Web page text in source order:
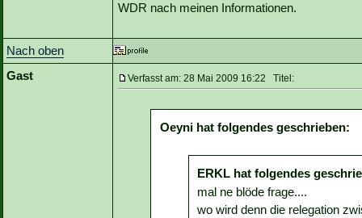
WDR nach meinen Informationen.
Nach oben
Gast
Verfasst am: 28 Mai 2009 16:22 Titel:
Oeyni hat folgendes geschrieben:
ERKL hat folgendes
mal ne blöde frage....
wo wird denn die relegation